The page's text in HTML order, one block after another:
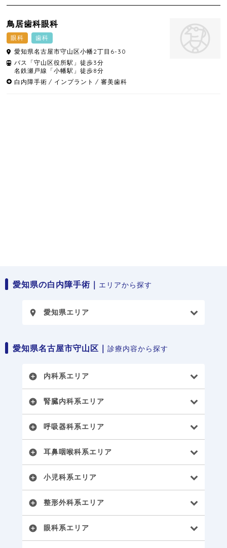
鳥居歯科眼科
眼科
歯科
愛知県名古屋市守山区小幡2丁目6-30
バス「守山区役所駅」徒歩3分
名鉄瀬戸線「小幡駅」徒歩8分
白内障手術
インプラント 審美歯科
愛知県の白内障手術｜ エリアから探す
place 愛知県エリア
愛知県名古屋市守山区｜ 診療内容から探す
add_circle 内科系エリア
add_circle 腎臓内科系エリア
add_circle 呼吸器科系エリア
add_circle 耳鼻咽喉科系エリア
add_circle 小児科系エリア
add_circle 整形外科系エリア
add_circle 眼科系エリア